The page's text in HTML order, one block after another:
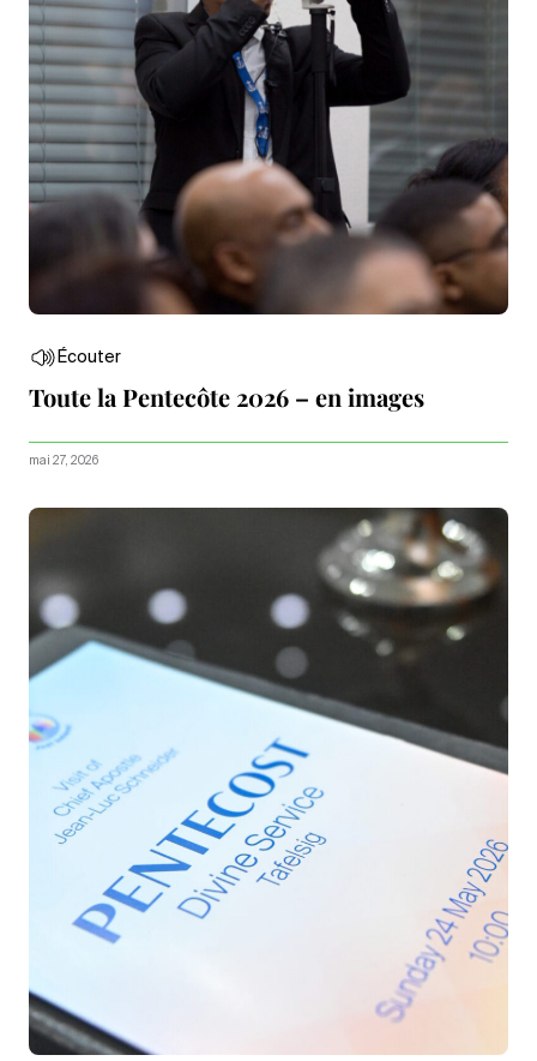
Écouter
Toute la Pentecôte 2026 – en images
mai 27, 2026